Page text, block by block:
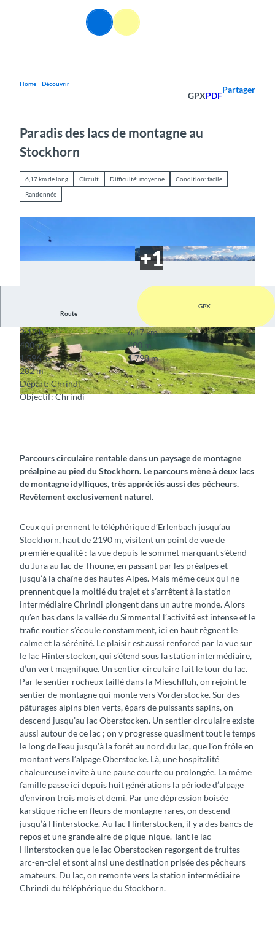
Recherche
Menu
Home Découvrir
GPXPDF
Partager
Paradis des lacs de montagne au
Stockhorn
6,17 km de long Circuit Difficulté: moyenne Condition: facile
Randonnée
© Stockhornbahn AG
© Stockhornbahn AG © Stockhornbahn AG
Route
GPX
2:15 h
6,17 km
400 m
400 m
1.596 m
1.798 m
202 m
Départ: Chrindi
Objectif: Chrindi
Parcours circulaire rentable dans un paysage de montagne
préalpine au pied du Stockhorn. Le parcours mène à deux lacs
de montagne idylliques, très appréciés aussi des pêcheurs.
Revêtement exclusivement naturel.
Ceux qui prennent le téléphérique d’Erlenbach jusqu’au
Stockhorn, haut de 2190 m, visitent un point de vue de
première qualité : la vue depuis le sommet marquant s’étend
du Jura au lac de Thoune, en passant par les préalpes et
jusqu’à la chaîne des hautes Alpes. Mais même ceux qui ne
prennent que la moitié du trajet et s’arrêtent à la station
intermédiaire Chrindi plongent dans un autre monde. Alors
qu’en bas dans la vallée du Simmental l’activité est intense et le
trafic routier s’écoule constamment, ici en haut règnent le
calme et la sérénité. Le plaisir est aussi renforcé par la vue sur
le lac Hinterstocken, qui s’étend sous la station intermédiaire,
d’un vert magnifique. Un sentier circulaire fait le tour du lac.
Par le sentier rocheux taillé dans la Mieschfluh, on rejoint le
sentier de montagne qui monte vers Vorderstocke. Sur des
pâturages alpins bien verts, épars de puissants sapins, on
descend jusqu’au lac Oberstocken. Un sentier circulaire existe
aussi autour de ce lac ; on y progresse quasiment tout le temps
le long de l’eau jusqu’à la forêt au nord du lac, que l’on frôle en
montant vers l’alpage Oberstocke. Là, une hospitalité
chaleureuse invite à une pause courte ou prolongée. La même
famille passe ici depuis huit générations la période d’alpage
d’environ trois mois et demi. Par une dépression boisée
karstique riche en fleurs de montagne rares, on descend
jusqu’à Hinterstocke. Au lac Hinterstocken, il y a des bancs de
repos et une grande aire de pique-nique. Tant le lac
Hinterstocken que le lac Oberstocken regorgent de truites
arc-en-ciel et sont ainsi une destination prisée des pêcheurs
amateurs. Du lac, on remonte vers la station intermédiaire
Chrindi du téléphérique du Stockhorn.